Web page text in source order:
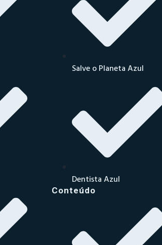
Salve o Planeta Azul
Dentista Azul
Conteúdo